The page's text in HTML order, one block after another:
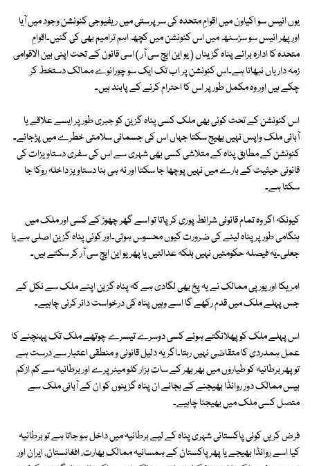
یوں انیس سو اکیاون میں اقوامِ متحدہ کی سرپرستی میں ریفیوجی کنونشن وجود میں آیا
اور پھر انیس سو سڑسٹھ میں اس کنونشن میں کچھ اہم ترامیم بھی کی گئیں۔اقوامِ
متحدہ کا ادارہ برائے پناہ گزیناں ( یو این ایچ سی آر ) اسی قانون کے تحت اپنی بین الاقوامی
زمہ داریاں نبھاتا ہے۔اس کنونشن پر اب تک ایک سو چورانوے ممالک دستخط کر
چکے ہیں اور وہ مکمل طور پر اس کا احترام کرنے کے پابند ہیں۔
اس کنونشن کے تحت کوئی بھی ملک کسی پناہ گزین کو جبری طور پر ایسے علاقے یا
آبائی ملک واپس نہیں بھیج سکتا جہاں اس کی جسمانی سلامتی خطرے میں پڑجائے۔
کنونشن کے مطابق پناہ کے متلاشی کسی بھی شہری سے اس کی سفری دستاویزات کی
قانونی حیثیت کے بارے میں نہیں پوچھا جا سکتا اور نہ ہی بنا دستاویز داخلہ روکا جا
سکتا ہے۔
کیونکہ اگر وہ تمام قانونی شرائط پوری کر پاتا تو اسے گھر چھوڑ کے کسی اور ملک میں
ہنگامی طور پر پناہ لینے کی ضرورت کیوں محسوس ہوتی۔اور کوئی پناہ گزین اصلی ہے یا
جعلی۔یہ فیصلہ حکومتیں نہیں بلکہ عدالتیں یا پھر یو این ایچ سی آر کر سکتے ہیں۔
امریکا اور یورپی ممالک نے یہ پخ بھی لگادی ہے کہ پناہ گزین اپنے ملک سے نکل کے
جس پہلے ملک میں قدم رکھے گا اسے وہیں پناہ کی درخواست دائر کرنی چاہیے۔
اس پہلے ملک کو پھلانگتے ہوئے کسی دوسرے تیسرے چوتھے ملک تک پہنچنے کا
عمل ہمدردی کا متقاضی نہیں رہتا۔اگر یہ دلیل قانونی و منطقی اعتبار سے درست ہے
تو پھر برطانیہ کو طیاروں میں بھر بھر کے سات ہزار کلو میٹر پرے اور برطانیہ سے کم ازکم
بیس ممالک دور روانڈا بھیجنے کے بجائے ان پناہ گزینوں کو ان کے آبائی ملک سے
متصل کسی ملک میں بھیجنا چاہیے۔
فرض کریں کوئی پاکستانی شہری پناہ کے لیے برطانیہ میں داخل ہو جاتا ہے تو برطانیہ
کیا اسے روانڈا بھیجے یا پھر پاکستان کے ہمسائیہ ممالک بھارت، افغانستان، ایران اور